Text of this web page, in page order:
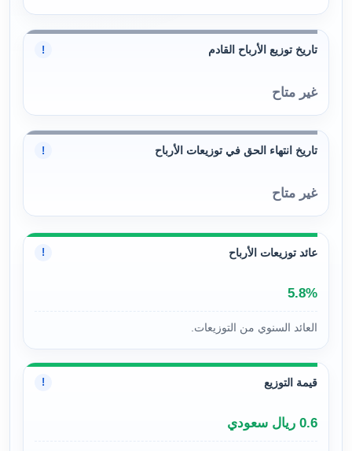
تاريخ توزيع الأرباح القادم !
غير متاح
تاريخ انتهاء الحق في توزيعات الأرباح !
غير متاح
عائد توزيعات الأرباح !
5.8%
العائد السنوي من التوزيعات.
قيمة التوزيع !
0.6 ريال سعودي